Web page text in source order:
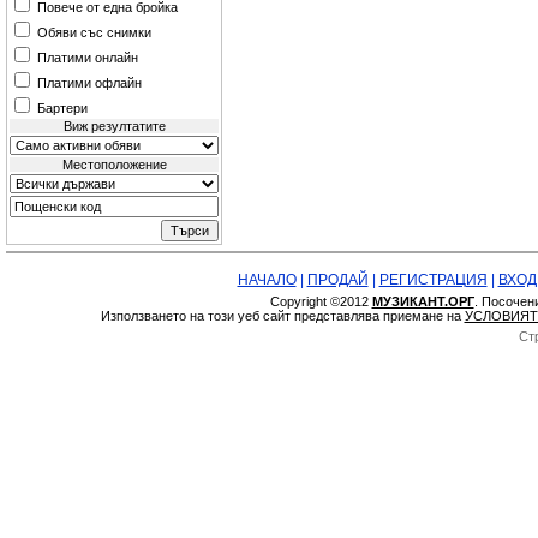
Повече от една бройка
Обяви със снимки
Платими онлайн
Платими офлайн
Бартери
Виж резултатите
Местоположение
НАЧАЛО| ПРОДАЙ РЕГИСТРАЦИЯ ВХОД
Copyright ©2012 МУЗИКАНТ.ОРГ.
Използването на този уеб сайт представлява приемане на